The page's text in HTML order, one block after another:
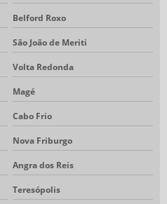
Belford Roxo
São João de Meriti
Volta Redonda
Magé
Cabo Frio
Nova Friburgo
Angra dos Reis
Teresópolis